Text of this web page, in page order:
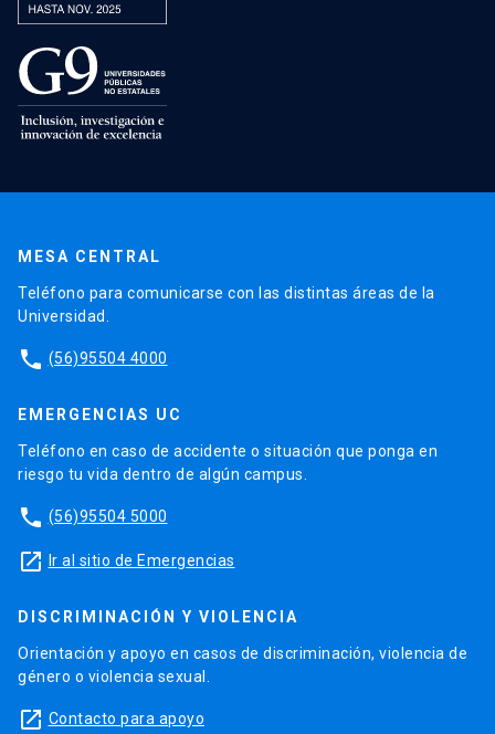
MESA CENTRAL
Teléfono para comunicarse con las distintas áreas de la
Universidad.
phone (56)95504 4000
EMERGENCIAS UC
Teléfono en caso de accidente o situación que ponga en
riesgo tu vida dentro de algún campus.
phone (56)95504 5000
launch Ir al sitio de Emergencias
DISCRIMINACIÓN Y VIOLENCIA
Orientación y apoyo en casos de discriminación, violencia de
género o violencia sexual.
launch Contacto para apoyo